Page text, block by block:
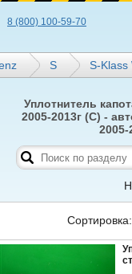
8 (800) 100-59-70
S S-Klass
Уплотнитель
2005-2013г (С) -
Сортировка: